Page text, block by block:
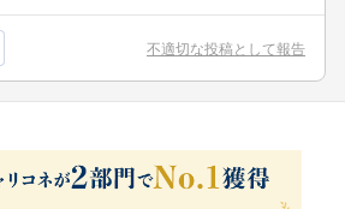
不適切な投稿として報告